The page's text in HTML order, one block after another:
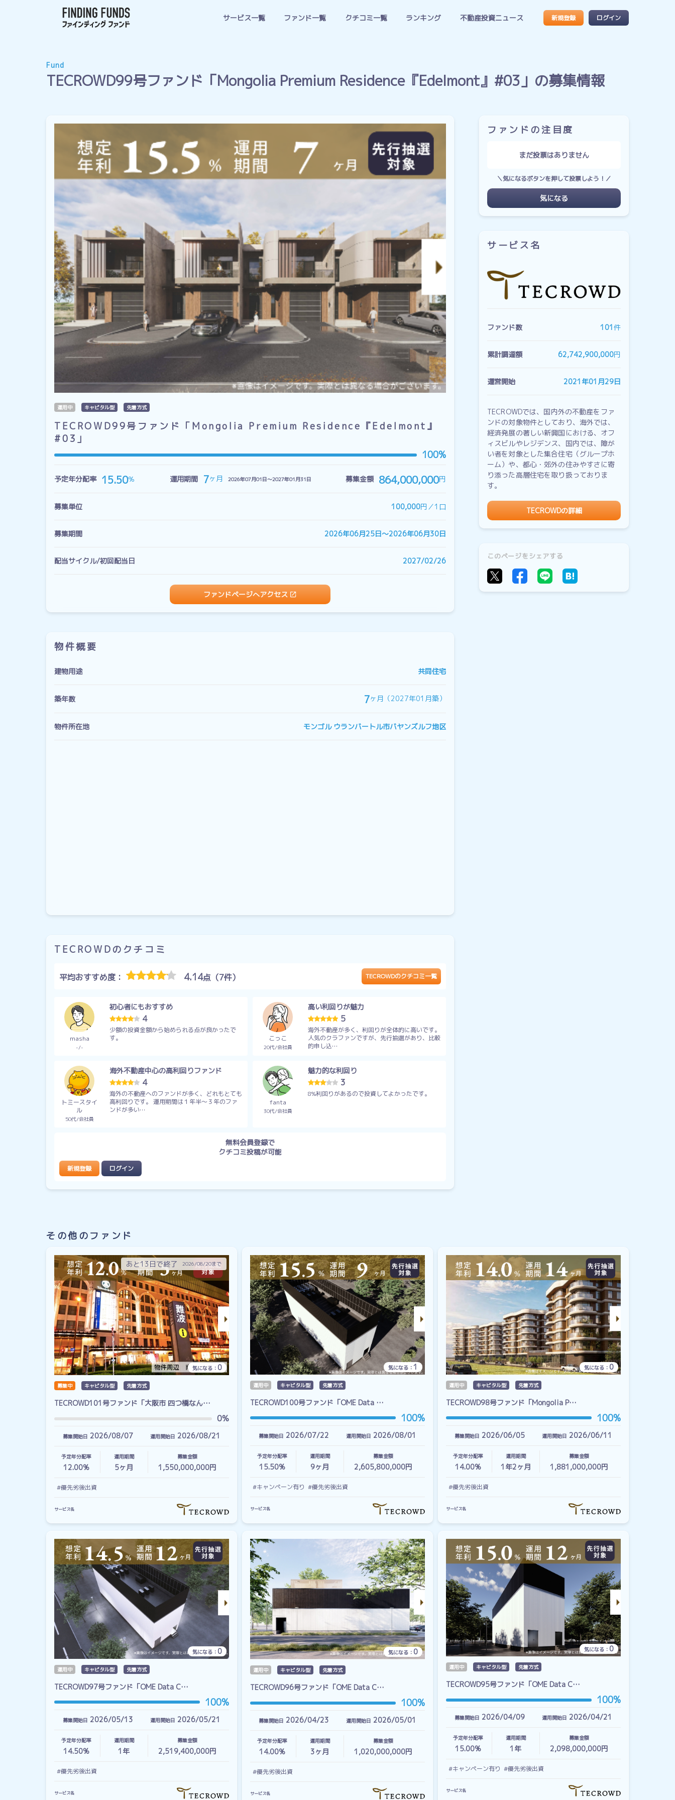
サービス一覧 ファンド一覧 クチコミ一覧 ランキング 不動産投資ニュース 新規登録 ログイン
Fund
TECROWD99号ファンド「Mongolia Premium Residence『Edelmont』#03」の募集情報
運用中 キャピタル型 先着方式
TECROWD99号ファンド「Mongolia Premium Residence『Edelmont』
#03」
100%
予定年分配率 15.50％ 運用期間 7ヶ月 2026年07月01日〜2027年01月31日 募集金額 864,000,000円
募集単位 100,000円／1口
募集期間 2026年06月25日〜2026年06月30日
配当サイクル/初回配当日 2027/02/26
ファンドページへアクセス
物件概要
建物用途 共同住宅
築年数 7ヶ月（2027年01月築）
物件所在地 モンゴル ウランバートル市バヤンズルフ地区
TECROWDのクチコミ
平均おすすめ度： 4.14点（7件） TECROWDのクチコミ一覧
masha
- -
初心者にもおすすめ
4
少額の投資金額から始められる点が良かったで
す。
こっこ
20代 会社員
高い利回りが魅力
5
海外不動産が多く、利回りが全体的に高いです。
人気のクラファンですが、先行抽選があり、比較
的申し込…
トミースタイ
ル
50代 会社員
海外不動産中心の高利回りファンド
4
海外の不動産へのファンドが多く、どれもとても
高利回りです。 運用期間は１年半～３年のファ
ンドが多い…
fanta
30代 会社員
魅力的な利回り
3
8%利回りがあるので投資してよかったです。
無料会員登録で
クチコミ投稿が可能
新規登録 ログイン
ファンドの注目度
まだ投票はありません
＼気になるボタンを押して投票しよう！／
気になる
サービス名
ファンド数 101件
累計調達額 62,742,900,000円
運営開始 2021年01月29日
TECROWDでは、国内外の不動産をファ
ンドの対象物件としており、海外では、
経済発展の著しい新興国における、オフ
ィスビルやレジデンス、国内では、障が
い者を対象とした集合住宅（グループホ
ーム）や、都心・郊外の住みやすさに寄
り添った高層住宅を取り扱っておりま
す。
TECROWDの詳細
このページをシェアする
その他のファンド
あと13日で終了 2026/08/20まで
気になる： 0
募集中 キャピタル型 先着方式
TECROWD101号ファンド「大阪市 四つ橋なん…
0%
募集開始日 2026/08/07 運用開始日 2026/08/21
予定年分配率
12.00%
運用期間
5ヶ月
募集金額
1,550,000,000円
#優先劣後出資
サービス名
気になる： 1
運用中 キャピタル型 先着方式
TECROWD100号ファンド「OME Data …
100%
募集開始日 2026/07/22 運用開始日 2026/08/01
予定年分配率
15.50%
運用期間
9ヶ月
募集金額
2,605,800,000円
#キャンペーン有り #優先劣後出資
サービス名
気になる： 0
運用中 キャピタル型 先着方式
TECROWD98号ファンド「Mongolia P…
100%
募集開始日 2026/06/05 運用開始日 2026/06/11
予定年分配率
14.00%
運用期間
1 年2ヶ月
募集金額
1,881,000,000円
#優先劣後出資
サービス名
気になる： 0
運用中 キャピタル型 先着方式
TECROWD97号ファンド「OME Data C…
100%
募集開始日 2026/05/13 運用開始日 2026/05/21
予定年分配率
14.50%
運用期間
1 年
募集金額
2,519,400,000円
#優先劣後出資
サービス名
気になる： 0
運用中 キャピタル型 先着方式
TECROWD96号ファンド「OME Data C…
100%
募集開始日 2026/04/23 運用開始日 2026/05/01
予定年分配率
14.00%
運用期間
3ヶ月
募集金額
1,020,000,000円
#優先劣後出資
サービス名
気になる： 0
運用中 キャピタル型 先着方式
TECROWD95号ファンド「OME Data C…
100%
募集開始日 2026/04/09 運用開始日 2026/04/21
予定年分配率
15.00%
運用期間
1 年
募集金額
2,098,000,000円
#キャンペーン有り #優先劣後出資
サービス名